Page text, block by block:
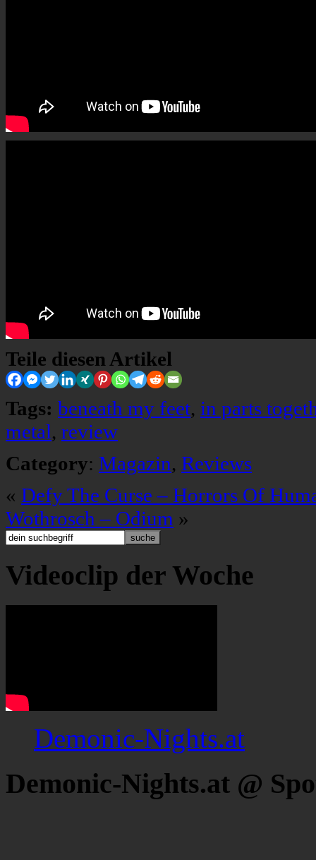
Teile diesen Artikel
Tags: beneath my feet, in parts
metal, review
Category: Magazin, Reviews
« Defy The Curse – Horrors Of
Wothrosch – Odium »
Videoclip der Woche
Demonic-Nights.at
Demonic-Nights.at @